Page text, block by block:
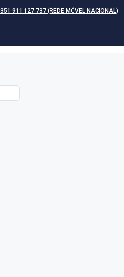
911 127 737 (REDE MÓVEL NACIONAL)